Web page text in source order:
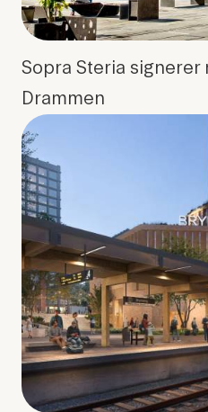
Sopra Steria signerer
Drammen